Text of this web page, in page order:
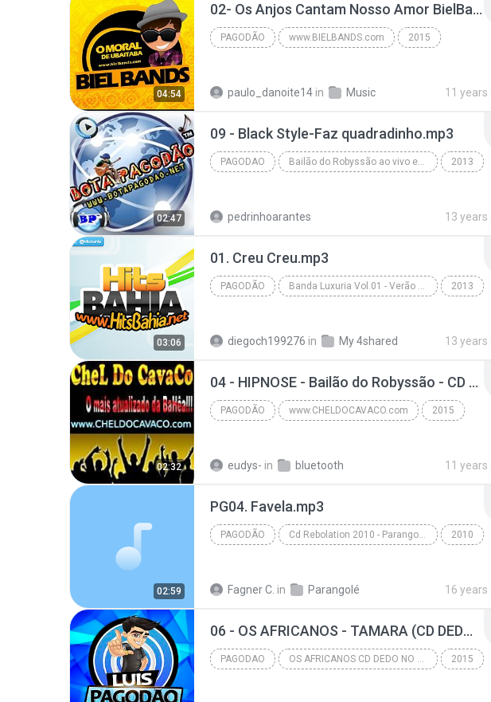
04:54
02- Os Anjos Cantam Nosso Amor BielBands.mp3
PAGODÃO www.BIELBANDS.com 2015
paulo_danoite14 in Music 11 years
02:47
09 - Black Style-Faz quadradinho.mp3
PAGODAO Bailão do Robyssão ao vivo em Riachão do Jacuipe-BA 21.04.13 - Www.Botapagodao.Net 2013
pedrinhoarantes 13 years
03:06
01. Creu Creu.mp3
PAGODÃO Banda Luxuria Vol.01 - Verão 2013 - Www.HitsBahia.Net 2013
diegoch199276 in My 4shared 13 years
02:32
04 - HIPNOSE - Bailão do Robyssão - CD Ambiguidade 2015.mp3
PAGODÃO www.CHELDOCAVACO.com 2015
eudys- in bluetooth 11 years
02:59
PG04. Favela.mp3
PAGODÃO Cd Rebolation 2010 - Parangole - PortalPagodao.blogspot.com 2010
Fagner C. in Parangolé 16 years
06 - OS AFRICANOS - TAMARA (CD DEDO NO VOLUME).mp3
PAGODAO OS AFRICANOS CD DEDO NO VOLUME STÚDIO VERÕ 2016 2015